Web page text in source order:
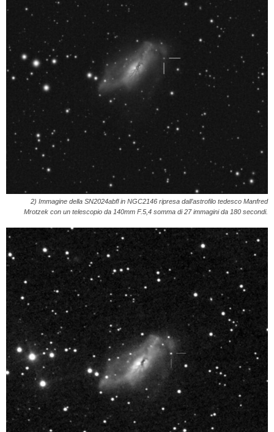
2) Immagine della SN2024abfl in NGC2146 ripresa dall’astrofilo tedesco Manfred
Mrotzek con un telescopio da 140mm F.5,4 somma di 27 immagini da 180 secondi.